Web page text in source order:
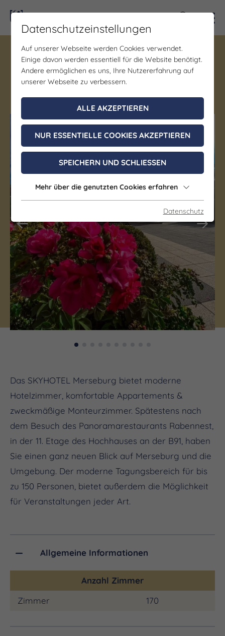
Gastgeber | Gastronomie
SKYHOTEL Merseburg
Das SKYHOTEL Merseburg bietet moderne
Hotelzimmer, komfortable Appartements &
zweckmäßige Monteurzimmer. Spätestens nach
dem Besuch des Panoramarestaurants Rabennest,
in der 11. Etage des Hochhauses an der B91, haben
Sie einen ganz neuen Blick auf Merseburg und die
Umgebung. Der moderne Tagungsbereich für bis
zu 150 Personen, bietet außerdem die Möglichkeit
für Veranstaltungen jeder Art.
Allgemeine Informationen
Anzahl Zimmer
Zimmer
170
Datenschutzeinstellungen
Auf unserer Webseite werden Cookies verwendet.
Einige davon werden essentiell für die Website benötigt.
Andere ermöglichen es uns, Ihre Nutzererfahrung auf
unserer Webseite zu verbessern.
ALLE AKZEPTIEREN
NUR ESSENTIELLE COOKIES AKZEPTIEREN
SPEICHERN UND SCHLIESSEN
Mehr über die genutzten Cookies erfahren
Datenschutz